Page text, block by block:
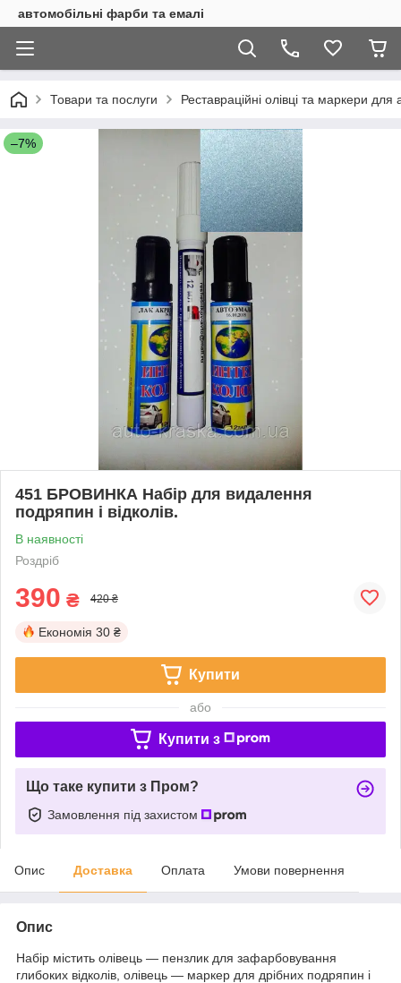
автомобільні фарби та емалі
Товари та послуги Реставраційні олівці та маркери для
–7%
451 БРОВИНКА Набір для видалення
подряпин і відколів.
В наявності
Роздріб
390 ₴ 420 ₴
Економія 30 ₴
Купити
або
Купити з
Що таке купити з Пром?
Замовлення під захистом
Опис Доставка Оплата Умови повернення
Опис
Набір містить олівець — пензлик для зафарбовування
глибоких відколів, олівець — маркер для дрібних подряпин і